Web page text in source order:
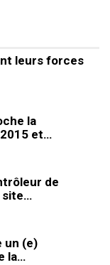
leurs forces
la
et…
de
site…
un (e)
la…